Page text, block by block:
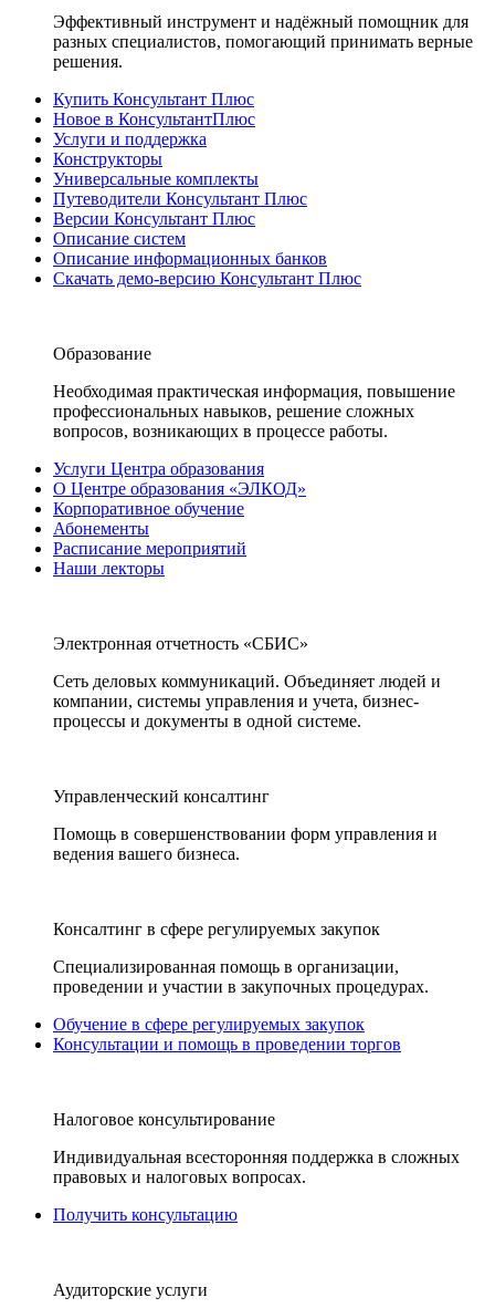
Эффективный инструмент и надёжный помощник для
разных специалистов, помогающий принимать верные
решения.
Купить Консультант Плюс
Новое в КонсультантПлюс
Услуги и поддержка
Конструкторы
Универсальные комплекты
Путеводители Консультант Плюс
Версии Консультант Плюс
Описание систем
Описание информационных банков
Скачать демо-версию Консультант Плюс
Образование
Необходимая практическая информация, повышение
профессиональных навыков, решение сложных
вопросов, возникающих в процессе работы.
Услуги Центра образования
О Центре образования «ЭЛКОД»
Корпоративное обучение
Абонементы
Расписание мероприятий
Наши лекторы
Электронная отчетность «СБИС»
Сеть деловых коммуникаций. Объединяет людей и
компании, системы управления и учета, бизнес-
процессы и документы в одной системе.
Управленческий консалтинг
Помощь в совершенствовании форм управления и
ведения вашего бизнеса.
Консалтинг в сфере регулируемых закупок
Специализированная помощь в организации,
проведении и участии в закупочных процедурах.
Обучение в сфере регулируемых закупок
Консультации и помощь в проведении торгов
Налоговое консультирование
Индивидуальная всесторонняя поддержка в сложных
правовых и налоговых вопросах.
Получить консультацию
Аудиторские услуги